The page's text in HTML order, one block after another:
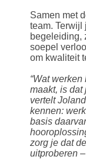
Samen met
team. Terwijl
begeleiding,
soepel
om kwaliteit
“Wat
maakt, is dat
vertelt
kennen:
basis
zorg je dat
uitproberen